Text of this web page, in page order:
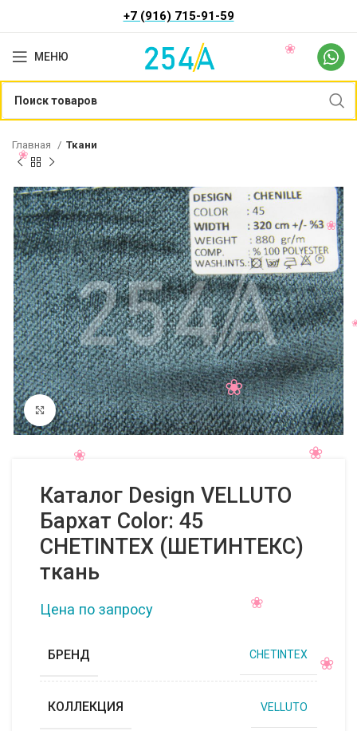
+7 (916) 715-91-59
МЕНЮ
Главная Ткани
Нажмите, чтобы увеличить
Каталог Design VELLUTO
Бархат Color: 45
CHETINTEX (ШЕТИНТЕКС)
ткань
Цена по запросу
БРЕНД CHETINTEX
КОЛЛЕКЦИЯ VELLUTO